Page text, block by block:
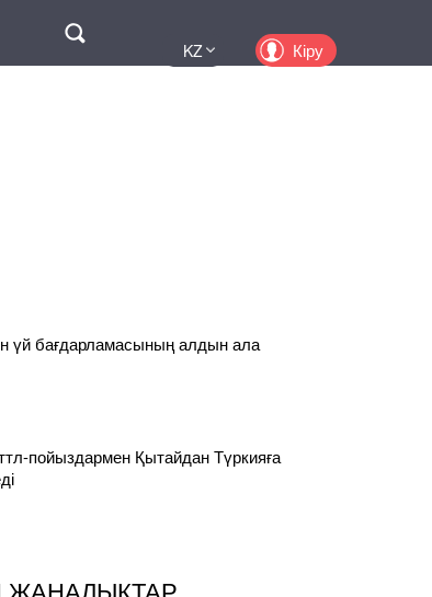
KZ Кіру
үй бағдарламасының алдын ала
пойыздармен Қытайдан Түркияға
ЖАҢАЛЫҚТАР